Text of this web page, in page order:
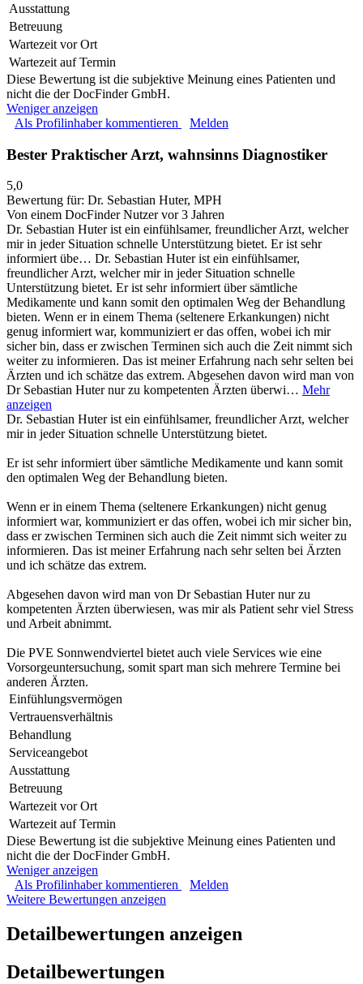
Ausstattung
Betreuung
Wartezeit vor Ort
Wartezeit auf Termin
Diese Bewertung ist die subjektive Meinung eines Patienten und
nicht die der DocFinder GmbH.
Weniger anzeigen
Als Profilinhaber kommentieren
Melden
Bester Praktischer Arzt, wahnsinns Diagnostiker
5,0
Bewertung für: Dr. Sebastian Huter, MPH
Von einem DocFinder Nutzervor 3 Jahren
Dr. Sebastian Huter ist ein einfühlsamer, freundlicher Arzt, welcher
mir in jeder Situation schnelle Unterstützung bietet. Er ist sehr
informiert übe… Dr. Sebastian Huter ist ein einfühlsamer,
freundlicher Arzt, welcher mir in jeder Situation schnelle
Unterstützung bietet. Er ist sehr informiert über sämtliche
Medikamente und kann somit den optimalen Weg der Behandlung
bieten. Wenn er in einem Thema (seltenere Erkankungen) nicht
genug informiert war, kommuniziert er das offen, wobei ich mir
sicher bin, dass er zwischen Terminen sich auch die Zeit nimmt sich
weiter zu informieren. Das ist meiner Erfahrung nach sehr selten bei
Ärzten und ich schätze das extrem. Abgesehen davon wird man von
Dr Sebastian Huter nur zu kompetenten Ärzten überwi… Mehr
anzeigen
Dr. Sebastian Huter ist ein einfühlsamer, freundlicher Arzt, welcher
mir in jeder Situation schnelle Unterstützung bietet.
Er ist sehr informiert über sämtliche Medikamente und kann somit
den optimalen Weg der Behandlung bieten.
Wenn er in einem Thema (seltenere Erkankungen) nicht genug
informiert war, kommuniziert er das offen, wobei ich mir sicher bin,
dass er zwischen Terminen sich auch die Zeit nimmt sich weiter zu
informieren. Das ist meiner Erfahrung nach sehr selten bei Ärzten
und ich schätze das extrem.
Abgesehen davon wird man von Dr Sebastian Huter nur zu
kompetenten Ärzten überwiesen, was mir als Patient sehr viel Stress
und Arbeit abnimmt.
Die PVE Sonnwendviertel bietet auch viele Services wie eine
Vorsorgeuntersuchung, somit spart man sich mehrere Termine bei
anderen Ärzten.
Einfühlungsvermögen
Vertrauensverhältnis
Behandlung
Serviceangebot
Ausstattung
Betreuung
Wartezeit vor Ort
Wartezeit auf Termin
Diese Bewertung ist die subjektive Meinung eines Patienten und
nicht die der DocFinder GmbH.
Weniger anzeigen
Als Profilinhaber kommentieren
Melden
Weitere Bewertungen anzeigen
Detailbewertungen anzeigen
Detailbewertungen